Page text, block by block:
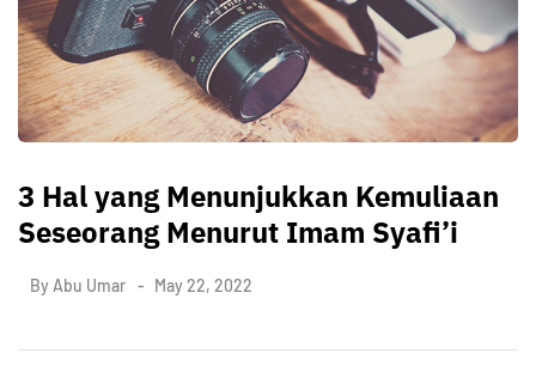
3 Hal yang Menunjukkan Kemuliaan
Seseorang Menurut Imam Syafi’i
By Abu Umar May 22, 2022